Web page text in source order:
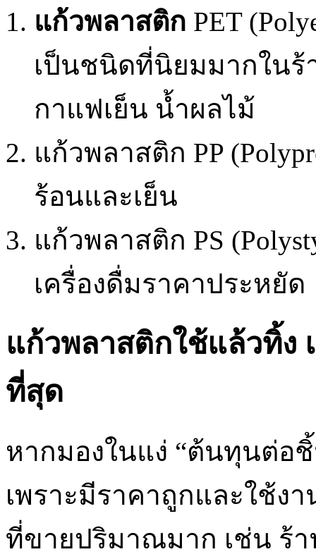
แก้วพลาสติก PET
เป็นชนิดที่นิยมมากในร้
กาแฟเย็น น้ำผลไม้
แก้วพลาสติก PP
ร้อนและเย็น
แก้วพลาสติก PS
เครื่องดื่มราคาประหยัด
แก้วพลาสติกใช้แล้วทิ้
ที่สุด
หากมองในแง่ “ต้นทุนต่อ
เพราะมีราคาถูกและใช้ง
ที่ขายปริมาณมาก เช่น ร้